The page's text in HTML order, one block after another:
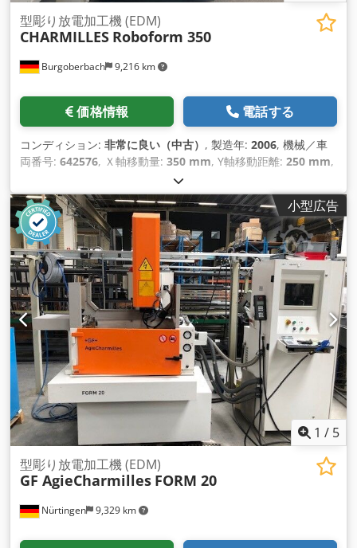
Burgoberbach 9,216 km
型彫り放電加工機 (EDM)
CHARMILLES Roboform 350
価格情報 電話する
コンディション: 非常に良い（中古） , 製造年: 2006, 機械／車
両番号: 642576, Ｘ軸移動量: 350 mm, Y軸移動距離: 250 mm,
, ワーク重量（最大）:
ラム）, 全高:2,522 mm, 全幅:1,690 mm, 全長:1,900 mm,
テーブル幅:500 mm, 入力電流の種類:三相, テーブル長さ:
400 mm , 総重量:2,350 kg（キログラム）, テーブル荷重:500
kg（キログラム）,
小型広告
1 / 5
Nürtingen 9,329 km
型彫り放電加工機 (EDM)
GF AgieCharmilles FORM 20